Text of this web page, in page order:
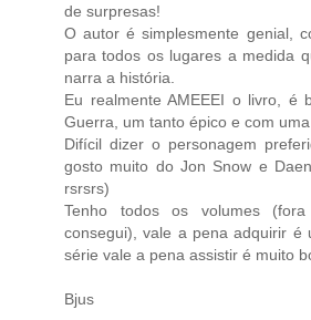
de surpresas!
O autor é simplesmente genial,
para todos os lugares a medida
narra a história.
Eu realmente AMEEEI o livro, é
Guerra, um tanto épico e com
Difícil dizer o personagem
gosto muito do Jon Snow e
rsrsrs)
Tenho todos os volumes
consegui), vale a pena adquirir é
série vale a pena assistir é muito
Bjus